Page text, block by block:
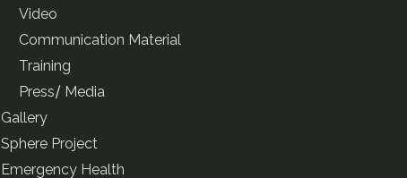
Video
Communication Material
Training
Press/ Media
Gallery
Sphere Project
Emergency Health